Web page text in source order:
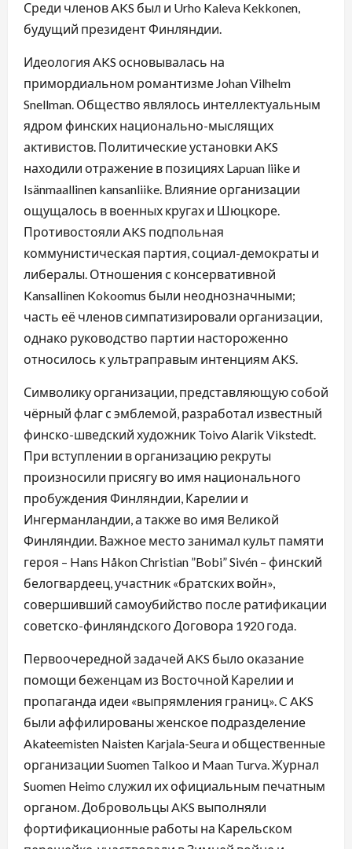
Среди членов AKS был и Urho Kaleva Kekkonen,
будущий президент Финляндии.
Идеология AKS основывалась на
примордиальном романтизме Johan Vilhelm
Snellman. Общество являлось интеллектуальным
ядром финских национально-мыслящих
активистов. Политические установки AKS
находили отражение в позициях Lapuan liike и
Isänmaallinen kansanliike. Влияние организации
ощущалось в военных кругах и Шюцкоре.
Противостояли AKS подпольная
коммунистическая партия, социал-демократы и
либералы. Отношения с консервативной
Kansallinen Kokoomus были неоднозначными;
часть её членов симпатизировали организации,
однако руководство партии настороженно
относилось к ультраправым интенциям AKS.
Символику организации, представляющую собой
чёрный флаг с эмблемой, разработал известный
финско-шведский художник Toivo Alarik Vikstedt.
При вступлении в организацию рекруты
произносили присягу во имя национального
пробуждения Финляндии, Карелии и
Ингерманландии, а также во имя Великой
Финляндии. Важное место занимал культ памяти
героя – Hans Håkon Christian ”Bobi” Sivén – финский
белогвардеец, участник «братских войн»,
совершивший самоубийство после ратификации
советско-финляндского Договора 1920 года.
Первоочередной задачей AKS было оказание
помощи беженцам из Восточной Карелии и
пропаганда идеи «выпрямления границ». C AKS
были аффилированы женское подразделение
Akateemisten Naisten Karjala-Seura и общественные
организации Suomen Talkoo и Maan Turva. Журнал
Suomen Heimo служил их официальным печатным
органом. Добровольцы AKS выполняли
фортификационные работы на Карельском